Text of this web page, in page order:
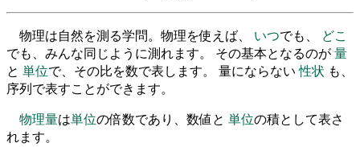
物理は自然を測る学問。物理を使えば、 いつでも、 どこ
でも、みんな同じように測れます。 その基本となるのが量
と 単位で、その比を数で表します。 量にならない性状 も、
序列で表すことができます。
物理量は単位の倍数であり、数値と 単位の積として表さ
れます。